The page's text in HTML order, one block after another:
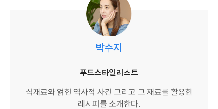
박수지
푸드스타일리스트
식재료와 얽힌 역사적 사건 그리고 그 재료를 활용한
레시피를 소개한다.